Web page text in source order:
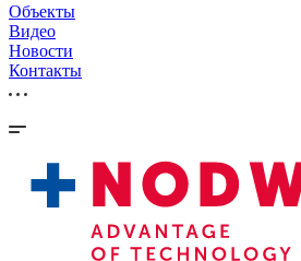
Объекты
Видео
Новости
Контакты